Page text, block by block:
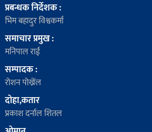
प्रबन्धक निर्देशक :
भिम बहादुर विश्वकर्मा
समाचार प्रमुख :
मनिपाल राई
सम्पादक :
रोशन पोख्रेंल
दोहा,कतार
प्रकाश दर्नाल शितल